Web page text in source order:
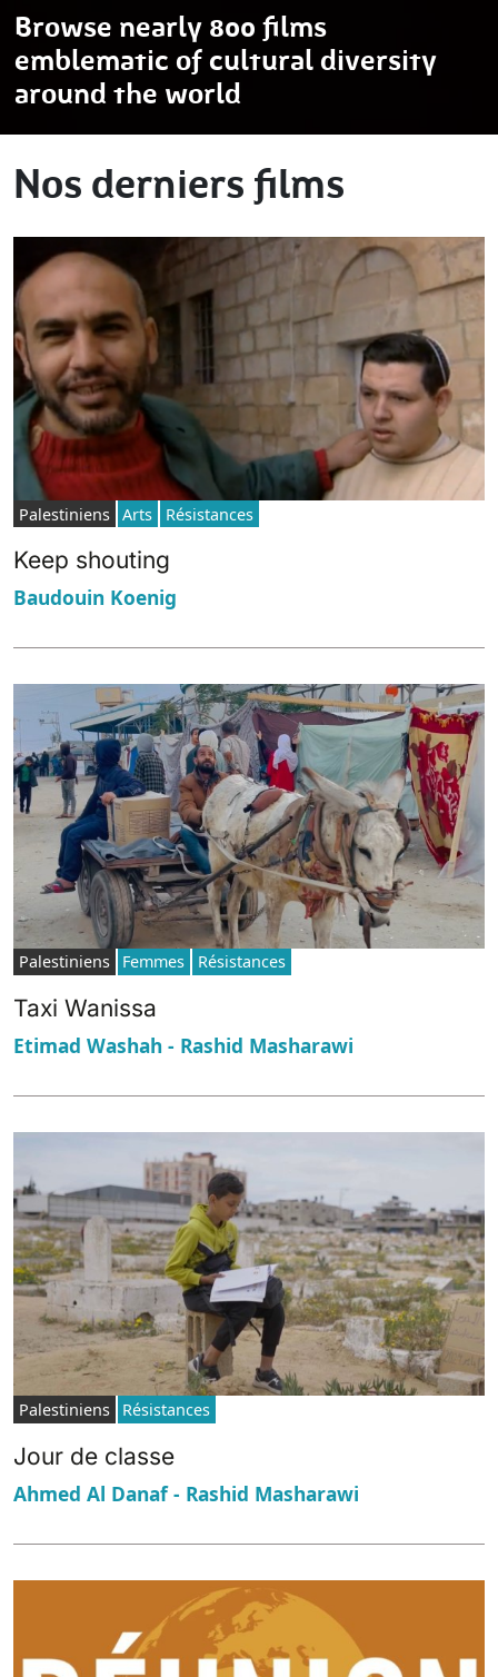
Browse nearly 800 films
emblematic of cultural diversity
around the world
Nos derniers films
Palestiniens Arts Résistances
Keep shouting
Baudouin Koenig
Palestiniens Femmes Résistances
Taxi Wanissa
Etimad Washah - Rashid Masharawi
Palestiniens Résistances
Jour de classe
Ahmed Al Danaf - Rashid Masharawi